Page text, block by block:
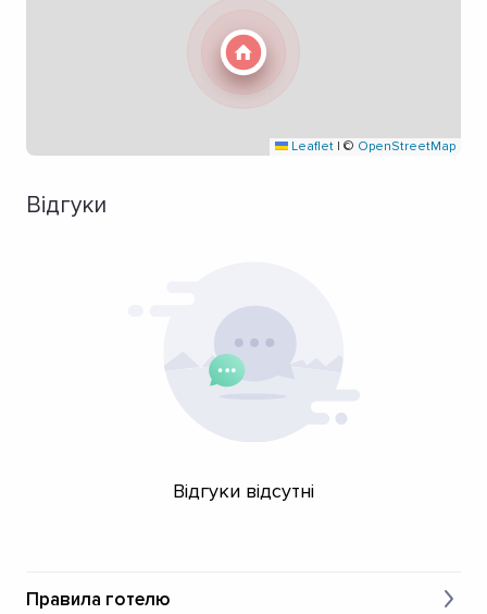
Leaflet | © OpenStreetMap
Відгуки
Відгуки відсутні
Правила готелю